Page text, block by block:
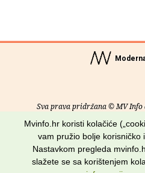
Sva prava pridržana © MV Info
Uvjeti
Potraži
Mvinfo.hr koristi kolačiće
vam pružio bolje korisničko
Nastavkom pregleda
slažete se sa korištenjem